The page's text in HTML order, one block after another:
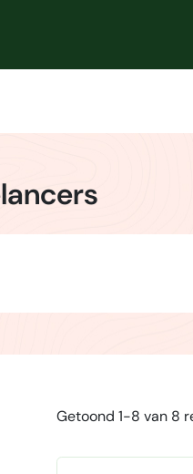
Getoond 1-8 van 8